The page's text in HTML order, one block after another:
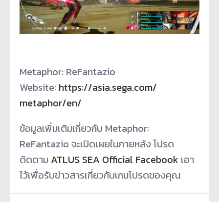
Metaphor: ReFantazio
Website: https://asia.sega.com/
metaphor/en/
ข้อมูลเพิ่มเติมเกี่ยวกับ Metaphor:
ReFantazio จะเปิดเผยในภายหลัง โปรด
ติดตาม ATLUS SEA Official Facebook เอา
ไว้เพื่อรับข่าวสารเกี่ยวกับเกมโปรดของคุณ